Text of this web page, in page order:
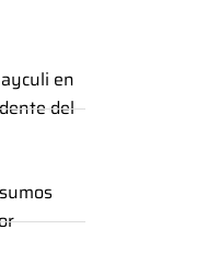
en
del